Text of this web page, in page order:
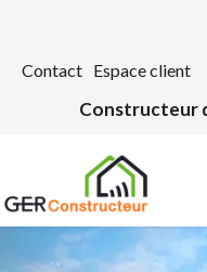
Contact Espace client
Constructeur